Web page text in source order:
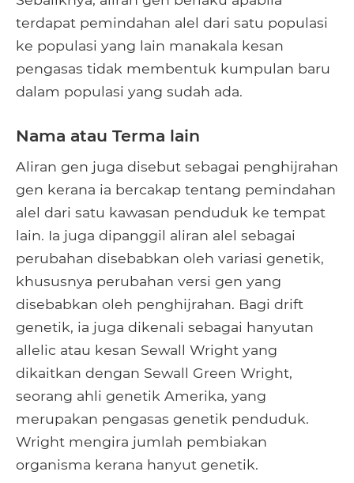
terdapat pemindahan alel dari satu populasi
ke populasi yang lain manakala kesan
pengasas tidak membentuk kumpulan baru
dalam populasi yang sudah ada.
Nama atau Terma lain
Aliran gen juga disebut sebagai penghijrahan
gen kerana ia bercakap tentang pemindahan
alel dari satu kawasan penduduk ke tempat
lain. Ia juga dipanggil aliran alel sebagai
perubahan disebabkan oleh variasi genetik,
khususnya perubahan versi gen yang
disebabkan oleh penghijrahan. Bagi drift
genetik, ia juga dikenali sebagai hanyutan
allelic atau kesan Sewall Wright yang
dikaitkan dengan Sewall Green Wright,
seorang ahli genetik Amerika, yang
merupakan pengasas genetik penduduk.
Wright mengira jumlah pembiakan
organisma kerana hanyut genetik.